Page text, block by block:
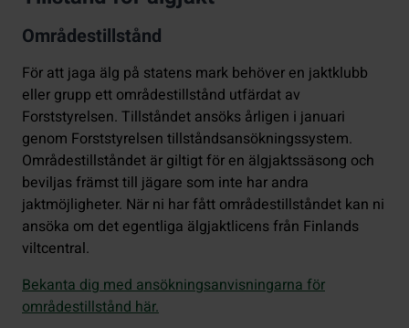
Områdestillstånd
För att jaga älg på statens mark behöver en jaktklubb
eller grupp ett områdestillstånd utfärdat av
Forststyrelsen. Tillståndet ansöks årligen i januari
genom Forststyrelsen tillståndsansökningssystem.
Områdestillståndet är giltigt för en älgjaktssäsong och
beviljas främst till jägare som inte har andra
jaktmöjligheter. När ni har fått områdestillståndet kan ni
ansöka om det egentliga älgjaktlicens från Finlands
viltcentral.
Bekanta dig med ansökningsanvisningarna för
områdestillstånd här.